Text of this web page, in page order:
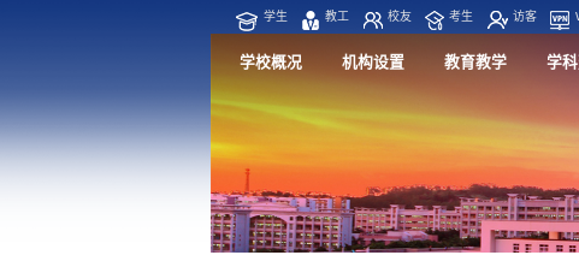
学生 教工 校友 考生 访客
学校概况 机构设置 教育教学 学